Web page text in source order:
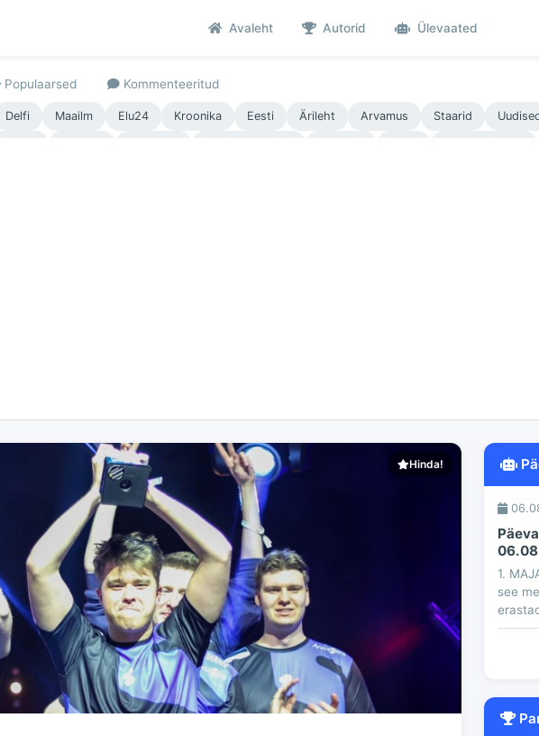
Avaleht Autorid Ülevaated
Populaarsed Kommenteeritud
Delfi Maailm Elu24 Kroonika Eesti Ärileht Arvamus Staarid
Hinda!
1.
see